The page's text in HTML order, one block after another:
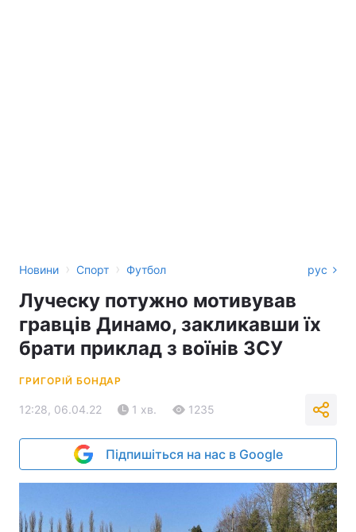
Новини › Спорт › Футбол рус
Луческу потужно мотивував
гравців Динамо, закликавши їх
брати приклад з воїнів ЗСУ
ГРИГОРІЙ БОНДАР
12:28, 06.04.22 1 хв. 1235
Підпишіться на нас в Google